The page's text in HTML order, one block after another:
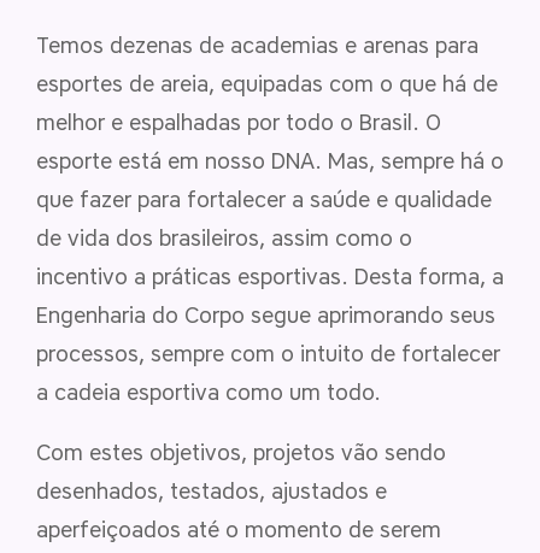
Temos dezenas de academias e arenas para
esportes de areia, equipadas com o que há de
melhor e espalhadas por todo o Brasil. O
esporte está em nosso DNA. Mas, sempre há o
que fazer para fortalecer a saúde e qualidade
de vida dos brasileiros, assim como o
incentivo a práticas esportivas. Desta forma, a
Engenharia do Corpo segue aprimorando seus
processos, sempre com o intuito de fortalecer
a cadeia esportiva como um todo.
Com estes objetivos, projetos vão sendo
desenhados, testados, ajustados e
aperfeiçoados até o momento de serem